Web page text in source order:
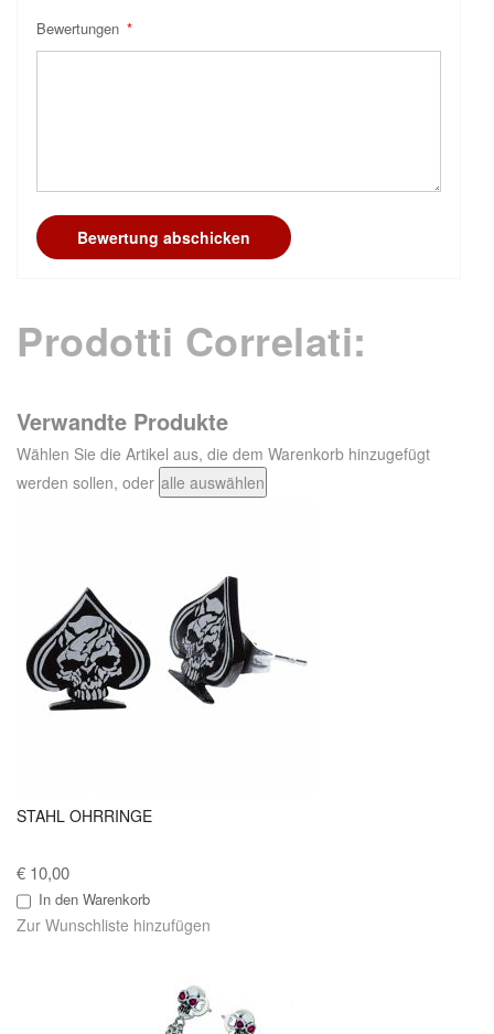
Bewertungen
Bewertung abschicken
Prodotti Correlati:
Verwandte Produkte
Wählen Sie die Artikel aus, die dem Warenkorb hinzugefügt
werden sollen, oder alle auswählen
STAHL OHRRINGE
€ 10,00
In den Warenkorb
Zur Wunschliste hinzufügen